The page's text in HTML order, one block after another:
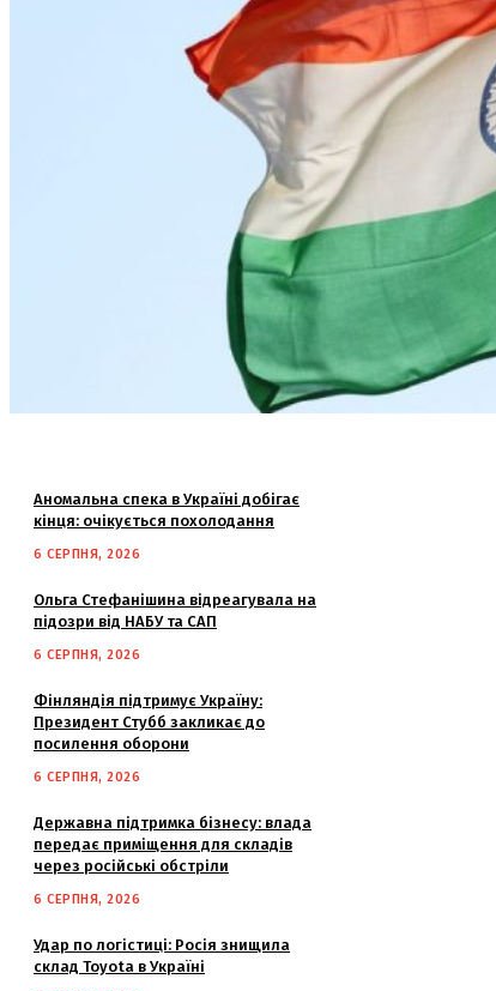
Аномальна спека в Україні добігає
кінця: очікується похолодання
6 СЕРПНЯ, 2026
Ольга Стефанішина відреагувала на
підозри від НАБУ та САП
6 СЕРПНЯ, 2026
Фінляндія підтримує Україну:
Президент Стубб закликає до
посилення оборони
6 СЕРПНЯ, 2026
Державна підтримка бізнесу: влада
передає приміщення для складів
через російські обстріли
6 СЕРПНЯ, 2026
Удар по логістиці: Росія знищила
склад Toyota в Україні